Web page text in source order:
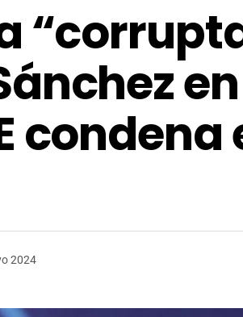
condena
2024